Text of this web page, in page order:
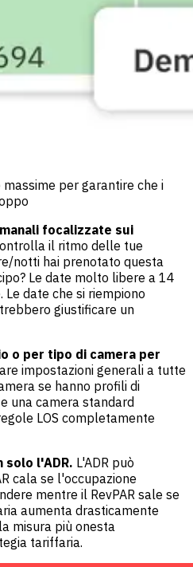
per garantire che i
focalizzate sui
il ritmo delle tue
notti hai prenotato questa
Le date molto libere a 14
Le date che si riempiono
giustificare un
o per tipo di camera per
impostazioni generali a tutte
se hanno profili di
una camera standard
LOS completamente
solo l'ADR. L'ADR può
cala se l'occupazione
mentre il RevPAR sale se
aumenta drasticamente
misura più onesta
tariffaria.